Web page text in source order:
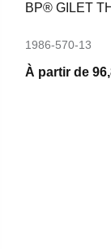
BP® GILET
1986-570-13
À partir de